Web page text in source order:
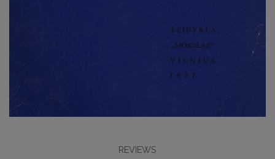
REVIEWS